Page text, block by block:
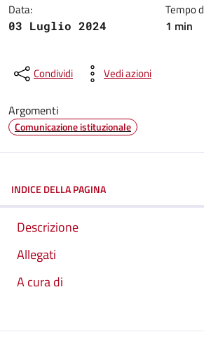
Data:
03 Luglio 2024
Tempo
1 min
Condividi Vedi azioni
Argomenti
Comunicazione istituzionale
INDICE DELLA PAGINA
Descrizione
Allegati
A cura di